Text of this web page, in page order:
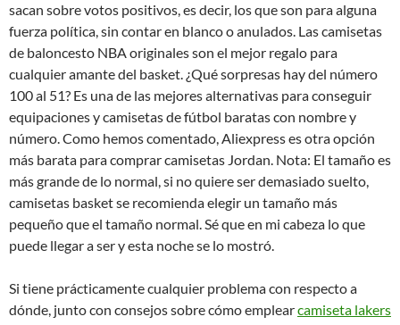
sacan sobre votos positivos, es decir, los que son para alguna
fuerza política, sin contar en blanco o anulados. Las camisetas
de baloncesto NBA originales son el mejor regalo para
cualquier amante del basket. ¿Qué sorpresas hay del número
100 al 51? Es una de las mejores alternativas para conseguir
equipaciones y camisetas de fútbol baratas con nombre y
número. Como hemos comentado, Aliexpress es otra opción
más barata para comprar camisetas Jordan. Nota: El tamaño es
más grande de lo normal, si no quiere ser demasiado suelto,
camisetas basket se recomienda elegir un tamaño más
pequeño que el tamaño normal. Sé que en mi cabeza lo que
puede llegar a ser y esta noche se lo mostró.
Si tiene prácticamente cualquier problema con respecto a
dónde, junto con consejos sobre cómo emplearcamiseta lakers